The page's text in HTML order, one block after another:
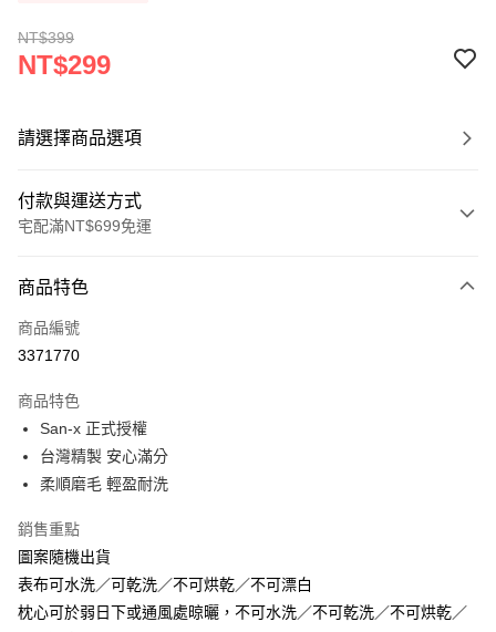
NT$399
NT$299
請選擇商品選項
付款與運送方式
宅配滿NT$699免運
信用卡一次付款
LINE Pay
街口支付
悠遊付
ATM付款
商品特色
商品編號
3371770
商品特色
San-x 正式授權
台灣精製 安心滿分
柔順磨毛 輕盈耐洗
銷售重點
圖案隨機出貨
表布可水洗／可乾洗／不可烘乾／不可漂白
枕心可於弱日下或通風處晾曬，不可水洗／不可乾洗／不可烘乾／